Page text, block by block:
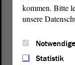
Motive
Striegel war
kommen. Bitte
unsere
Statistik